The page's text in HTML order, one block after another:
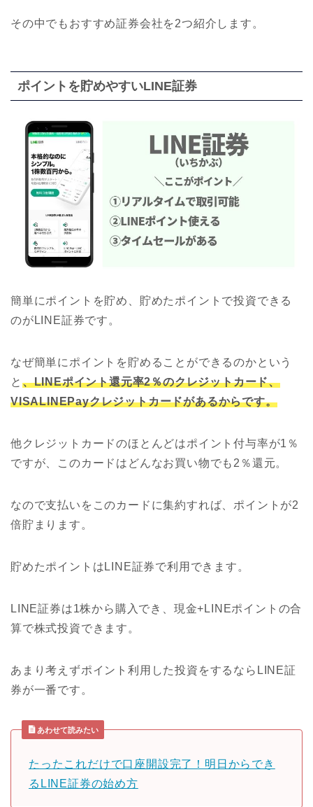
その中でもおすすめ証券会社を2つ紹介します。
ポイントを貯めやすいLINE証券
簡単にポイントを貯め、貯めたポイントで投資できる
のがLINE証券です。
なぜ簡単にポイントを貯めることができるのかという
と 、LINEポイント還元率2％のクレジットカード、
VISALINEPayクレジットカードがあるからです。
他クレジットカードのほとんどはポイント付与率が1％
ですが、このカードはどんなお買い物でも2％還元。
なので支払いをこのカードに集約すれば、ポイントが2
倍貯まります。
貯めたポイントはLINE証券で利用できます。
LINE証券は1株から購入でき、現金+LINEポイントの合
算で株式投資できます。
あまり考えずポイント利用した投資をするならLINE証
券が一番です。
あわせて読みたい
たったこれだけで口座開設完了！明日からでき
るLINE証券の始め方